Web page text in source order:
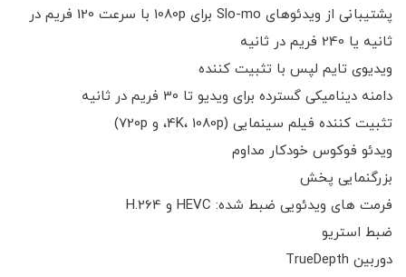
پشتیبانی از ویدئوهای Slo-mo برای 1080p با سرعت 120 فریم در
ثانیه یا 240 فریم در ثانیه
ویدیوی تایم لپس با تثبیت کننده
دامنه دینامیکی گسترده برای ویدیو تا 30 فریم در ثانیه
تثبیت کننده فیلم سینمایی (4K، 1080p، و 720p)
ویدئو فوکوس خودکار مداوم
بزرگنمایی پخش
فرمت های ویدئویی ضبط شده: HEVC و H.264
ضبط استریو
دوربین TrueDepth